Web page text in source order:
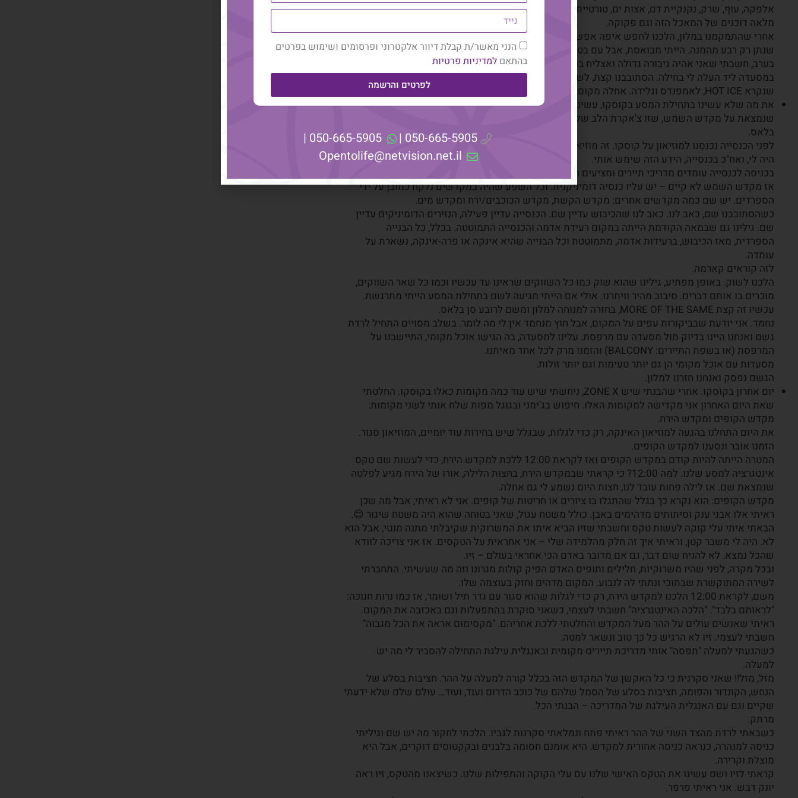
אלפקה, עוף, שרק, נקנקיית דם, אצות ים, טורטיית תירס, פרוסות גבינה מקומית ופלפל אדום חריף. כל העיר
מלאה דוכנים של המאכל הזה וגם פקוקה.
אחרי שהתמקמנו במלון, הלכנו לחפש איפה אפשר למצוא את המאכל המסורתי. מכל הדוכנים, לקחתי אחד
שנתן רק רבע מהמנה. הייתי מבואסת, אבל עם בטן מלאה.
בערב, חשבתי שאני אהיה גיבורה גדולה ואצליח בכל זאת לאכול את המנה, אבל אפילו הריח של הפיצה
במסעדה ליד העלה לי בחילה. הסתובבנו קצת, לשאוף אוויר ולתת לבחילה לרדת ונכנסנו למקום מקסים
שנקרא HOT ICE, לאמפנדס וגלידה. אחלה מקום, הם מכינים בעצמם את הגלידה – מאוד מאוד טעים.
את מה שלא עשינו בתחילת המסע בקוסקו, עשינו הפעם – יום ברגוע. התכנית הייתה ללכת לכנסייה
בלאס.
לפני הכנסייה נכנסנו למוזיאון על קוסקו. זה מוזיאון קטן אבל היה לי מאוד משמעותי. הוספתי לידע שכבר
היה לי, ואח"כ בכנסייה, הידע הזה שימש אותי.
בכניסה לכנסייה עומדים מדריכי תיירים ומציעים הדרכה. מצאנו מישהי שדוברת אנגלית ונכנסנו איתה.
אז מקדש השמש לא קיים – יש עליו כנסיה דומיניקנית. וכל השפע שהיה במקדשים נלקח כמובן על ידי
הספרדים. יש שם כמה מקדשים אחרים: מקדש הקשת, מקדש הכוכבים/ירח ומקדש מים.
כשהסתובבנו שם, כאב לנו. כאב לנו שהכיבוש עדיין שם. הכנסייה עדיין פעילה, הנזירים הדומיניקים עדיין
שם. גילינו גם שבמאה הקודמת הייתה במקום רעידת אדמה והכנסייה התמוטטה. בכלל, כל הבנייה
הספרדית, מאז הכיבוש, ברעידות אדמה, מתמוטטת וכל הבנייה שהיא אינקה או פרה-אינקה, נשארת על
עומדה.
לזה קוראים קארמה.
הלכנו לשוק. באופן מפתיע, גילינו שהוא שוק כמו כל השווקים שראינו עד עכשיו וכמו כל שאר השווקים,
מוכרים בו אותם דברים. סיבוב מהיר וויתרנו. אולי אם הייתי מגיעה לשם בתחילת המסע הייתי מתרגשת.
עכשיו זה קצת MORE OF THE SAME, בחזרה למנוחה למלון ומשם לרובע סן בלאס.
נחמד. אני יודעת שבביקורות עפים על המקום, אבל חוץ מנחמד אין לי מה לומר. בשלב מסויים התחיל לרדת
גשם ואנחנו היינו בדיוק מול מסעדה עם מרפסת. עלינו למסעדה, בה הגישו אוכל מקומי, התיישבנו על
המרפסת (או בשפת התיירים: BALCONY) והזמנו מרק לכל אחד מאיתנו.
מסעדות עם אוכל מקומי הן גם יותר טעימות וגם יותר זולות.
הגשם נפסק ואנחנו חזרנו למלון.
יום אחרון בקוסקו. אחרי שהבנתי שיש ZONE X, ניחשתי שיש עוד כמה מקומות כאלו בקוסקו. החלטתי
שאת היום האחרון אני מקדישה למקומות האלו. חיפוש בג'ימני ובגוגל מפות שלח אותי לשני מקומות:
מקדש הקופים ומקדש הירח.
את היום התחלנו בהגעה למוזיאון האינקה, רק כדי לגלות, שבגלל שיש בחירות עוד יומיים, המוזיאון סגור.
הזמנו אובר ונסענו למקדש הקופים.
המטרה הייתה להיות קודם במקדש הקופים ואז לקראת 12:00 ללכת למקדש הירח, כדי לעשות שם טקס
אינטגרציה למסע שלנו. למה 12:00? כי קראתי שבמקדש הירח, בחצות הלילה, אורו של הירח מגיע לפלטה
שנמצאת שם. אז לילה פחות עובד לנו, חצות היום נשמע לי גם אחלה.
מקדש הקופים: הוא נקרא כך בגלל שהתגלו בו ציורים או חריטות של קופים. אני לא ראיתי, אבל מה שכן
ראיתי אלו אבני ענק וסיתותים מדהימים באבן. כולל משטח עגול, שאני בטוחה שהוא היה משטח שיגור 😊.
הבאתי איתי עלי קוקה לעשות טקס וחשבתי שזיו הביא איתו את המשרוקית שקיבלתי מתנה מנטי, אבל הוא
לא. היה לי משבר קטן, וראיתי איך זה חלק מהלמידה שלי – אני אחראית על הטקסים. אז אני צריכה לוודא
שהכל נמצא. לא להניח שום דבר, גם אם מדובר באדם הכי אחראי בעולם – זיו.
ובכל מקרה, לפני שהיו משרוקיות, חלילים ותופים האדם הפיק קולות מגרונו וזה מה שעשיתי. התחברתי
לשירה המתוקשרת שבתוכי ונתתי לה לנבוע. המקום מדהים וחזק בעוצמה שלו.
משם, לקראת 12:00 הלכנו למקדש הירח, רק כדי לגלות שהוא סגור עם גדר תיל ושומר, אז כמו נרות חנוכה:
"לראותם בלבד". "הלכה האינטגרציה" חשבתי לעצמי, כשאני סוקרת בהתפעלות וגם באכזבה את המקום.
ראיתי שאנשים עולים על ההר מעל המקדש והחלטתי ללכת אחריהם. "מקסימום אראה את הכל מגבוה"
חשבתי לעצמי. זיו לא הרגיש כל כך טוב ונשאר למטה.
כשהגעתי למעלה "תפסה" אותי מדריכת תיירים מקומית ובאנגלית עילגת התחילה להסביר לי מה יש
למעלה.
מזל, מזל!! שאני סקרנית כי כל האקשן של המקדש הזה בכלל קורה למעלה על ההר. חציבות בסלע של
הנחש, הקונדור והפומה, חציבות בסלע של הסמל שלהם של כוכב הדרום ועוד, ועוד… עולם שלם שלא ידעתי
שקיים וגם עם האנגלית העילגת של המדריכה – הבנתי הכל.
מרתק.
כשבאתי לרדת מהצד השני של ההר ראיתי פתח ונמלאתי סקרנות לגביו. הלכתי לחקור מה יש שם וגיליתי
כניסה למנהרה, כנראה כניסה אחורית למקדש. היא אומנם חסומה בלבנים ובקקטוסים דוקרים, אבל היא
מוצלת וקרירה.
קראתי לזיו ושם עשינו את הטקס האישי שלנו עם עלי הקוקה והתפילות שלנו. כשיצאנו מהטקס, זיו ראה
יונק דבש. אני ראיתי פרפר.
הנני מאשר/ת קבלת דיוור אלקטרוני ופרסומים ושימוש בפרטים
בהתאםלמדיניות פרטיות
לפרטים והרשמה
050-665-5905 |
050-665-5905 |
Opentolife@netvision.net.il